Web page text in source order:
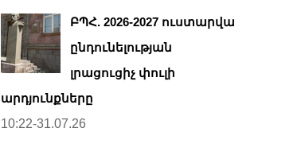
ԲՊՀ. 2026-2027 ուստարվա
ընդունելության
լրացուցիչ փուլի
արդյունքները
10:22-31.07.26